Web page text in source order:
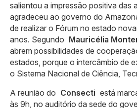
salientou a impressão positiva das
agradeceu ao governo do
de realizar o Fórum no estado
anos. Segundo Mauricélia
abrem possibilidades de
estados, porque o intercâmbio de
o Sistema Nacional de Ciência,
A reunião do Consecti está
às 9h, no auditório da sede do